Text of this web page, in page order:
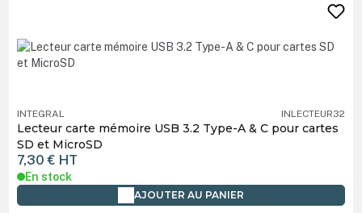
INTEGRAL INLECTEUR32
Lecteur carte mémoire USB 3.2 Type-A & C pour cartes
SD et MicroSD
7,30 € HT
En stock
AJOUTER AU PANIER